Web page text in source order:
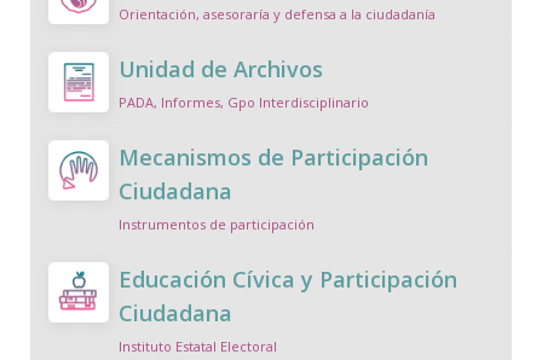
Orientación, asesoraría y defensa a la ciudadanía
Unidad de Archivos
PADA, Informes, Gpo Interdisciplinario
Mecanismos de Participación
Ciudadana
Instrumentos de participación
Educación Cívica y Participación
Ciudadana
Instituto Estatal Electoral